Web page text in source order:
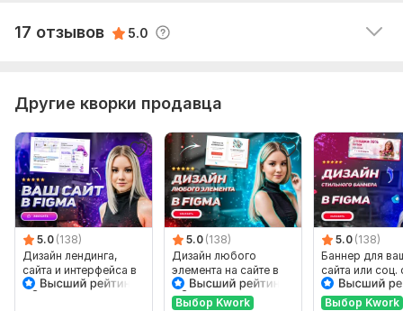
17 отзывов 5.0
Другие кворки продавца
5.0 (138)
Дизайн лендинга,
сайта и интерфейса в
Figma
5.0 (138)
Дизайн любого
элемента на сайте в
Figma
Выбор Kwork
5.0 (138)
Баннер для
сайта или соц.
Выбор Kwork